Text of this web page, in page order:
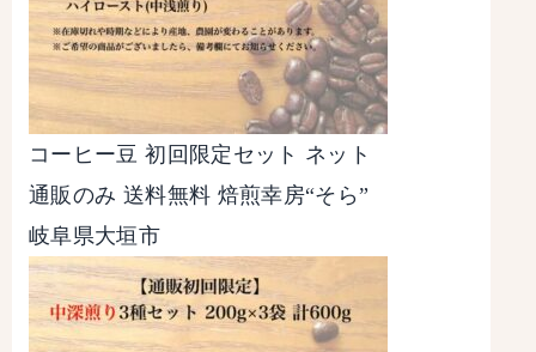
コーヒー豆 初回限定セット ネット
通販のみ 送料無料 焙煎幸房“そら”
岐阜県大垣市